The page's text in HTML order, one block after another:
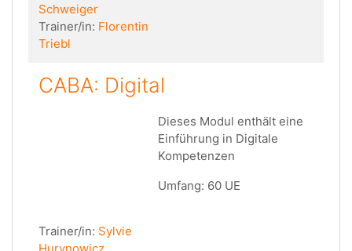
Schweiger
Trainer/in: Florentin
Triebl
CABA: Digital
Dieses Modul enthält eine
Einführung in Digitale
Kompetenzen
Umfang: 60 UE
Trainer/in: Sylvie
Hurynowicz